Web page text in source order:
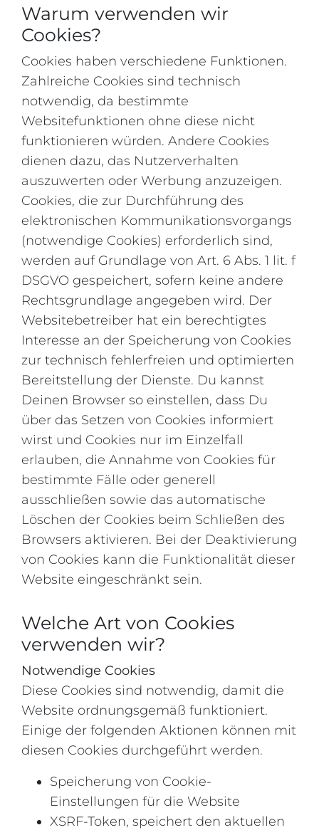
Warum verwenden wir
Cookies?
Cookies haben verschiedene Funktionen.
Zahlreiche Cookies sind technisch
notwendig, da bestimmte
Websitefunktionen ohne diese nicht
funktionieren würden. Andere Cookies
dienen dazu, das Nutzerverhalten
auszuwerten oder Werbung anzuzeigen.
Cookies, die zur Durchführung des
elektronischen Kommunikationsvorgangs
(notwendige Cookies) erforderlich sind,
werden auf Grundlage von Art. 6 Abs. 1 lit. f
DSGVO gespeichert, sofern keine andere
Rechtsgrundlage angegeben wird. Der
Websitebetreiber hat ein berechtigtes
Interesse an der Speicherung von Cookies
zur technisch fehlerfreien und optimierten
Bereitstellung der Dienste. Du kannst
Deinen Browser so einstellen, dass Du
über das Setzen von Cookies informiert
wirst und Cookies nur im Einzelfall
erlauben, die Annahme von Cookies für
bestimmte Fälle oder generell
ausschließen sowie das automatische
Löschen der Cookies beim Schließen des
Browsers aktivieren. Bei der Deaktivierung
von Cookies kann die Funktionalität dieser
Website eingeschränkt sein.
Welche Art von Cookies
verwenden wir?
Notwendige Cookies
Diese Cookies sind notwendig, damit die
Website ordnungsgemäß funktioniert.
Einige der folgenden Aktionen können mit
diesen Cookies durchgeführt werden.
Speicherung von Cookie-
Einstellungen für die Website
XSRF-Token, speichert den aktuellen